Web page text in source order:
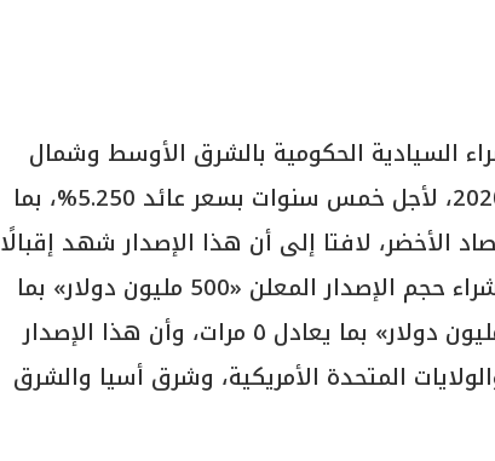
السيادية الحكومية بالشرق الأوسط وشمال
أفريقيا، بقيمة 750 مليون دولار في سبتمبر 2020، لأجل خمس سنوات بسعر عائد 5.250%، بما
الأخضر، لافتا إلى أن هذا الإصدار شهد إقبالًا
كبيرًا جدًا من المستثمرين حيث تجاوزت طلبات شراء حجم الإصدار المعلن «500 مليون دولار» بما
يعادل 7.4 مرة، وتخطت «الحجم المقبول 750 مليون دولار» بما يعادل ٥ مرات، وأن هذا الإصدار
والولايات المتحدة الأمريكية، وشرق أسيا والشرق